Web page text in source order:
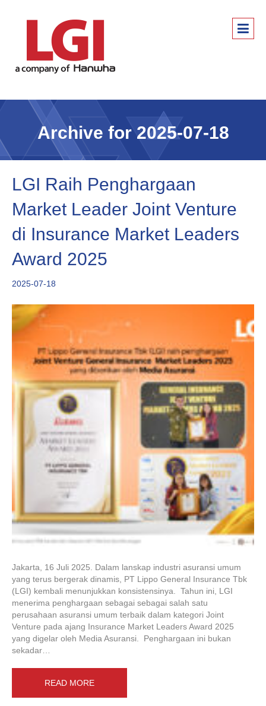
Archive for 2025-07-18
LGI Raih Penghargaan
Market Leader Joint Venture
di Insurance Market Leaders
Award 2025
2025-07-18
Jakarta, 16 Juli 2025. Dalam lanskap industri asuransi umum
yang terus bergerak dinamis, PT Lippo General Insurance Tbk
(LGI) kembali menunjukkan konsistensinya. Tahun ini, LGI
menerima penghargaan sebagai sebagai salah satu
perusahaan asuransi umum terbaik dalam kategori Joint
Venture pada ajang Insurance Market Leaders Award 2025
yang digelar oleh Media Asuransi. Penghargaan ini bukan
sekadar…
READ MORE